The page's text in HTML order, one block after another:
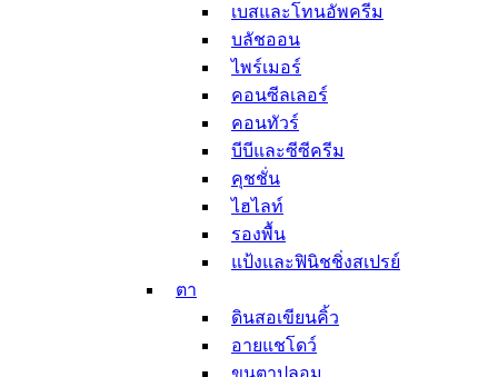
อิมัลชั่น
ครีมบำรุงผิวหน้า
ออยล์บำรุงผิวหน้า
บำรุงผิวรอบดวงตา
และปาก
ชูทติ้งเจล
ผลิตภัณฑ์ทำความสะอาด
คลีนซิ่ง วอเตอร์
สบู่ก้อนสำหรับล้าง
หน้า
ล้างหน้า
สครับและพีลลิ่งเจล
สำลีเช็ดหน้าและคลี
เบสและโทนอัพครีม
บลัชออน
ไพร์เมอร์
คอนซีลเลอร์
คอนทัวร์
บีบีและซีซีครีม
คุชชั่น
ไฮไลท์
รองพื้น
แป้งและฟินิชชิ่งสเปรย์
ตา
ดินสอเขียนคิ้ว
อายแชโดว์
ขนตาปลอม